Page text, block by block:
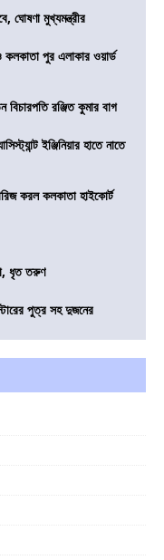
ঘোষণা মুখ্যমন্ত্রীর
পুর এলাকার ওয়ার্ড
রঞ্জিত কুমার বাগ
ইঞ্জিনিয়ার হাতে নাতে
করল কলকাতা হাইকোর্ট
ধৃত তরুণ
পুত্র সহ দুজনের